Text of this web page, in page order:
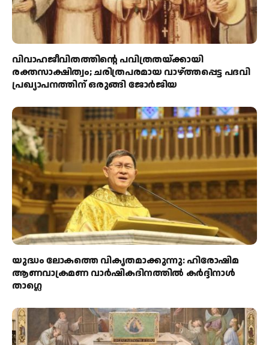
വിവാഹജീവിതത്തിന്റെ പവിത്രതയ്ക്കായി
രക്തസാക്ഷിത്വം; ചരിത്രപരമായ വാഴ്ത്തപ്പെട്ട പദവി
പ്രഖ്യാപനത്തിന് ഒരുങ്ങി ജോര്‍ജിയ
യുദ്ധം ലോകത്തെ വികൃതമാക്കുന്നു: ഹിരോഷിമ
ആണവാക്രമണ വാർഷികദിനത്തിൽ കർദ്ദിനാൾ
താഗ്ലെ